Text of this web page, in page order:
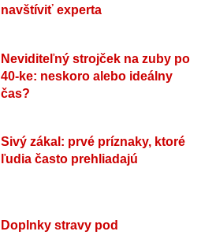
navštíviť experta
Neviditeľný strojček na zuby po
40-ke: neskoro alebo ideálny
čas?
Sivý zákal: prvé príznaky, ktoré
ľudia často prehliadajú
Doplnky stravy pod